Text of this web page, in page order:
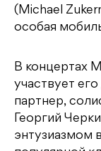
(Michael
особая
В концертах
участвует
партнер,
Георгий
энтузиазмом